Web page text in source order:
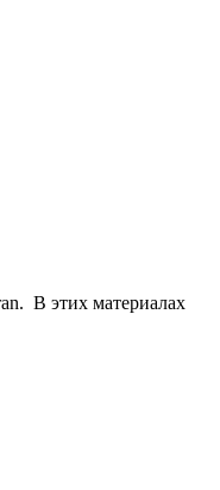
В этих материалах